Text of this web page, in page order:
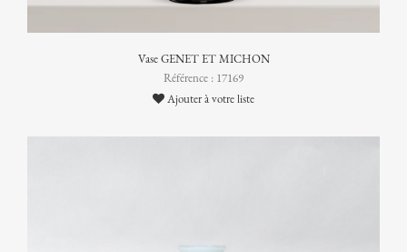
Vase GENET ET MICHON
Référence : 17169
Ajouter à votre liste